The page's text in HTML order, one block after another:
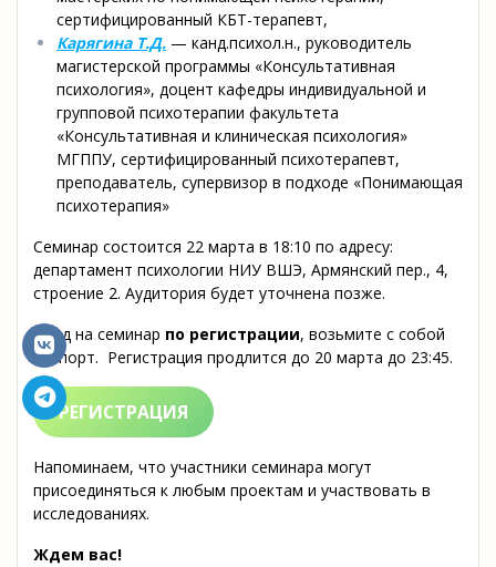
сертифицированный КБТ-терапевт,
Карягина Т.Д. — канд.психол.н., руководитель
магистерской программы «Консультативная
психология», доцент кафедры индивидуальной и
групповой психотерапии факультета
«Консультативная и клиническая психология»
МГППУ, сертифицированный психотерапевт,
преподаватель, супервизор в подходе «Понимающая
психотерапия»
Семинар состоится 22 марта в 18:10 по адресу:
департамент психологии НИУ ВШЭ, Армянский пер., 4,
строение 2. Аудитория будет уточнена позже.
Вход на семинар по регистрации, возьмите с собой
паспорт. Регистрация продлится до 20 марта до 23:45.
РЕГИСТРАЦИЯ
Напоминаем, что участники семинара могут
присоединяться к любым проектам и участвовать в
исследованиях.
Ждем вас!